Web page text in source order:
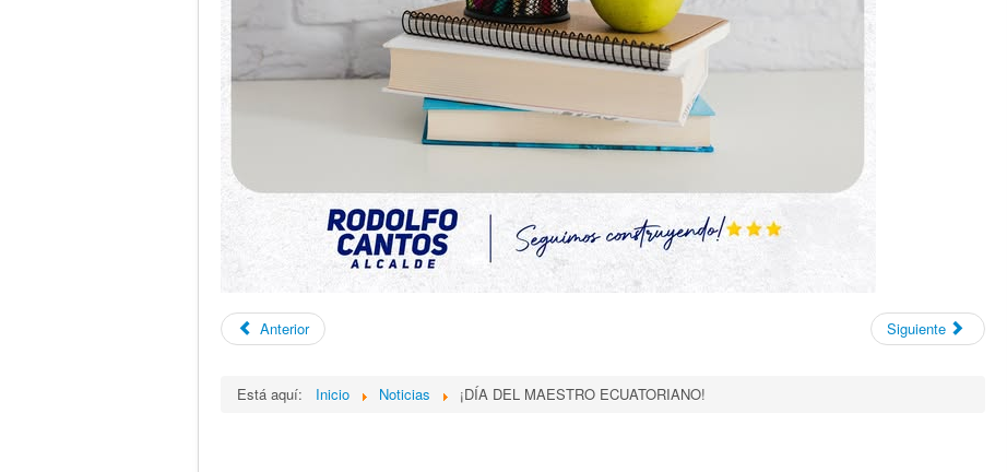
Anterior Siguiente
Está aquí: Inicio Noticias ¡DÍA DEL MAESTRO ECUATORIANO!